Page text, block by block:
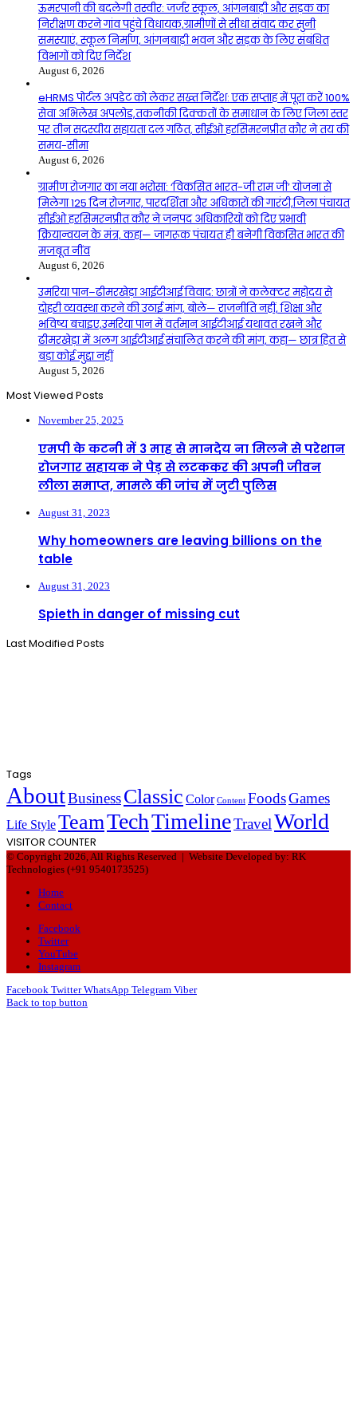
ऊमरपानी की बदलेगी तस्वीर: जर्जर स्कूल, आंगनबाड़ी और सड़क का
निरीक्षण करने गांव पहुंचे विधायक,ग्रामीणों से सीधा संवाद कर सुनी
समस्याएं, स्कूल निर्माण, आंगनबाड़ी भवन और सड़क के लिए संबंधित
विभागों को दिए निर्देश
August 6, 2026
eHRMS पोर्टल अपडेट को लेकर सख्त निर्देश: एक सप्ताह में पूरा करें 100%
सेवा अभिलेख अपलोड,तकनीकी दिक्कतों के समाधान के लिए जिला स्तर
पर तीन सदस्यीय सहायता दल गठित, सीईओ हरसिमरनप्रीत कौर ने तय की
समय-सीमा
August 6, 2026
ग्रामीण रोजगार का नया भरोसा: ‘विकसित भारत-जी राम जी’ योजना से
मिलेगा 125 दिन रोजगार, पारदर्शिता और अधिकारों की गारंटी,जिला पंचायत
सीईओ हरसिमरनप्रीत कौर ने जनपद अधिकारियों को दिए प्रभावी
क्रियान्वयन के मंत्र, कहा— जागरूक पंचायत ही बनेगी विकसित भारत की
मजबूत नींव
August 6, 2026
उमरिया पान–ढीमरखेड़ा आईटीआई विवाद: छात्रों ने कलेक्टर महोदय से
दोहरी व्यवस्था करने की उठाई मांग, बोले— राजनीति नहीं, शिक्षा और
भविष्य बचाइए,उमरिया पान में वर्तमान आईटीआई यथावत रखने और
ढीमरखेड़ा में अलग आईटीआई संचालित करने की मांग, कहा— छात्र हित से
बड़ा कोई मुद्दा नहीं
August 5, 2026
Most Viewed Posts
November 25, 2025
एमपी के कटनी में 3 माह से मानदेय ना मिलने से परेशान
रोजगार सहायक ने पेड़ से लटककर की अपनी जीवन
लीला समाप्त, मामले की जांच में जुटी पुलिस
August 31, 2023
Why homeowners are leaving billions on the
table
August 31, 2023
Spieth in danger of missing cut
Last Modified Posts
Tags
AboutBusinessClassic Color Content FoodsGames
Life StyleTeamTechTimelineTravelWorld
VISITOR COUNTER
© Copyright 2026, All Rights Reserved | Website Developed by: RK
Technologies (+91 9540173525)
Home
Contact
Facebook
Twitter
YouTube
Instagram
Facebook Twitter WhatsApp Telegram Viber
Back to top button